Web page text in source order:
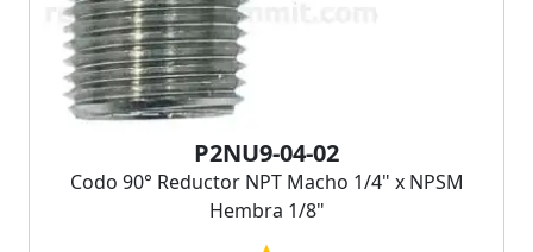
P2NU9-04-02
Codo 90° Reductor NPT Macho 1/4" x NPSM
Hembra 1/8"